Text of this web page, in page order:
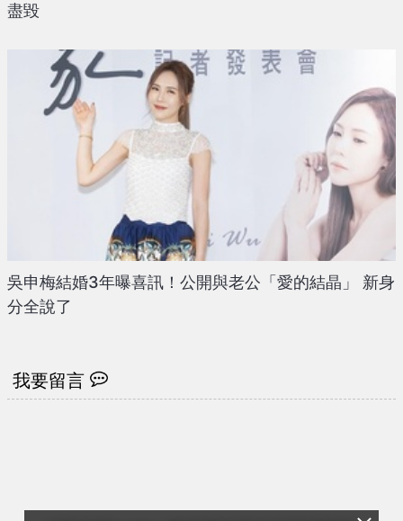
盡毀
吳申梅結婚3年曝喜訊！公開與老公「愛的結晶」 新身
分全說了
我要留言